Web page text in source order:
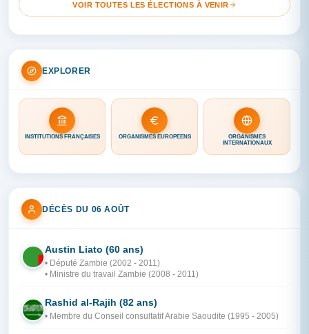
VOIR TOUTES LES ÉLECTIONS À VENIR
EXPLORER
INSTITUTIONS FRANÇAISES ORGANISMES EUROPÉENS
ORGANISMES
INTERNATIONAUX
DÉCÈS DU 06 AOÛT
ZA
Austin Liato (60 ans)
• Député Zambie (2002 - 2011)
• Ministre du travail Zambie (2008 - 2011)
AR
Rashid al-Rajih (82 ans)
• Membre du Conseil consultatif Arabie Saoudite (1995 - 2005)